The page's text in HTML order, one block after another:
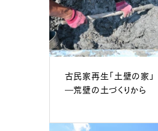
古民家再生「土壁の家」
―荒壁の土づくりから